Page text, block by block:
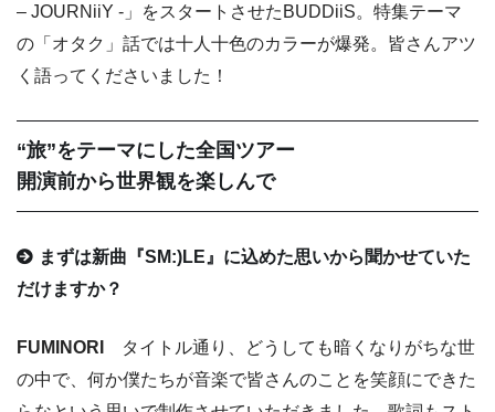
– JOURNiiY -」をスタートさせたBUDDiiS。特集テーマ
の「オタク」話では十人十色のカラーが爆発。皆さんアツ
く語ってくださいました！
“旅”をテーマにした全国ツアー
開演前から世界観を楽しんで
まずは新曲『SM:)LE』に込めた思いから聞かせていた
だけますか？
FUMINORI
タイトル通り、どうしても暗くなりがちな世
の中で、何か僕たちが音楽で皆さんのことを笑顔にできた